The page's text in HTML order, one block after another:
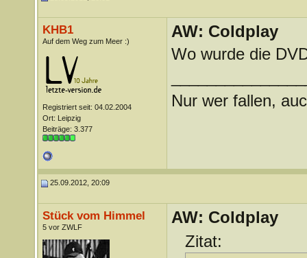
KHB1
Auf dem Weg zum Meer :)
Registriert seit: 04.02.2004
Ort: Leipzig
Beiträge: 3.377
AW: Coldplay
Wo wurde die
Nur wer fallen,
25.09.2012, 20:09
Stück vom Himmel
5 vor ZWLF
AW: Coldplay
Zitat: